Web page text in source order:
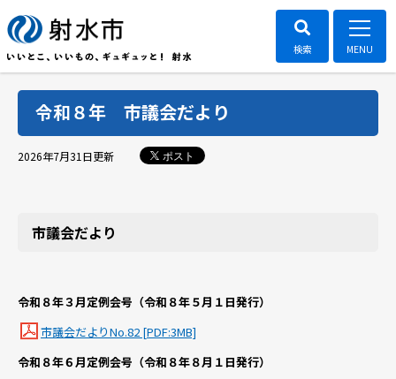
令和８年 市議会だより
2026年7月31日更新 ポスト
市議会だより
令和８年３月定例会号（令和８年５月１日発行）
市議会だよりNo.82 [PDF:3MB]
令和８年６月定例会号（令和８年８月１日発行）